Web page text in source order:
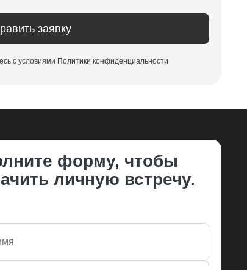
заявку
с условиями Политики конфиденциальности
форму, чтобы
личную встречу.